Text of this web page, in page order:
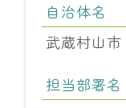
自治体名
武蔵村山市
担当部署名